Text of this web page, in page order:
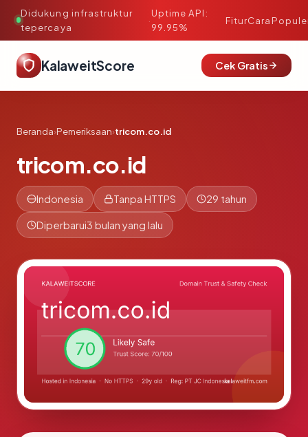
Didukung infrastruktur
tepercaya
·
Uptime API:
99.95%
FiturCara
KalaweitScore Cek Gratis
Beranda›Pemeriksaan›tricom.co.id
tricom.co.id
Indonesia Tanpa HTTPS 29 tahun
Diperbarui3 bulan yang lalu